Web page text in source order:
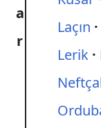
a
r
Laçın
Lerik